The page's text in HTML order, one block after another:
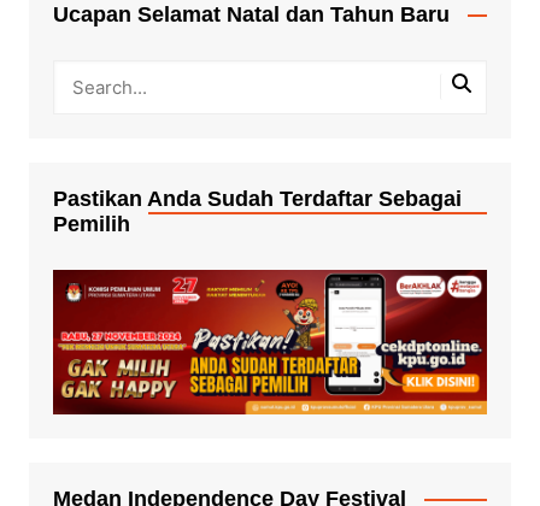
Ucapan Selamat Natal dan Tahun Baru
Pastikan Anda Sudah Terdaftar Sebagai
Pemilih
Medan Independence Day Festival